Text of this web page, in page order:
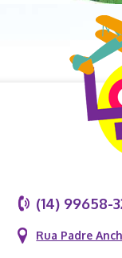
(14) 99658-
Rua Padre